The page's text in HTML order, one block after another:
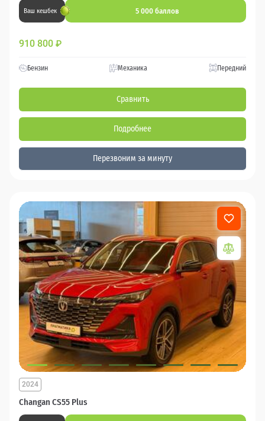
Ваш кешбек 5 000 баллов
910 800 ₽
Бензин Механика Передний
Сравнить
Подробнее
Перезвоним за минуту
Changan CS55 Plus
2024